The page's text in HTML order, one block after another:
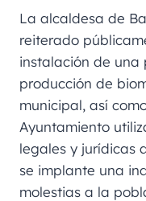
La alcaldesa de
reiterado
instalación de
producción de
municipal, así
Ayuntamiento
legales y jurídicas
se implante una
molestias a la